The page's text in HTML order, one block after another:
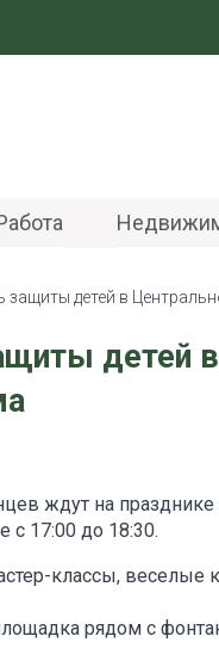
защиты детей в
детей
ждут на празднике
с 17:00 до 18:30.
классы, веселые
рядом с